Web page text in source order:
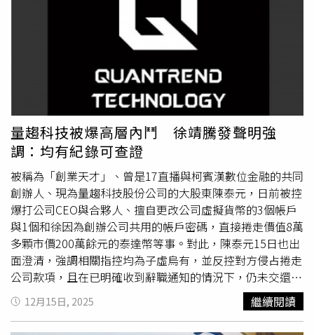
段，預期在過年前可恢復以往正常的發薪與營運模式，目前
仍持續進行階段性調整，今上午班次運行及各項對外服務均
國光客運今下午將補發薪資，暫未規畫進行裁罰。
量趨科技被爆高層內鬥 徐靖騰發聲明強
調：均有紀錄可查證
被稱為「創業天才」、曾是17直播與柯賓漢數位金融的共同
創辦人、現為量趨科技股份公司的大股東陳泰元，日前被控
爆打公司CEO與合夥人、擅自更改公司虛擬貨幣的3個帳戶
與1個和徐因為創辦公司共用的帳戶密碼，直接捲走價值8萬
多顆市價200萬餘元的泰達幣等事。對此，陳泰元15日也出
面澄清，強調相關指控均為子虛烏有，並反控對方侵占捲走
公司款項，且在已明確收到辭職通知的情況下，仍未交還公
司大小印鑑。而被指控的徐靖騰也同樣委託律師發出聲明。
一、本人擔任量趨科技總經理職務期間，所有涉及公司資
12月15日, 2025 繼續閱讀